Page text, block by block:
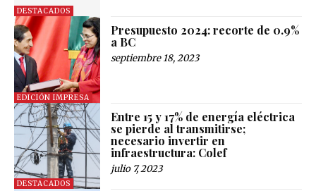
DESTACADOS
EDICIÓN IMPRESA
Presupuesto 2024: recorte de 0.9%
a BC
septiembre 18, 2023
DESTACADOS
Entre 15 y 17% de energía eléctrica
se pierde al transmitirse;
necesario invertir en
infraestructura: Colef
julio 7, 2023